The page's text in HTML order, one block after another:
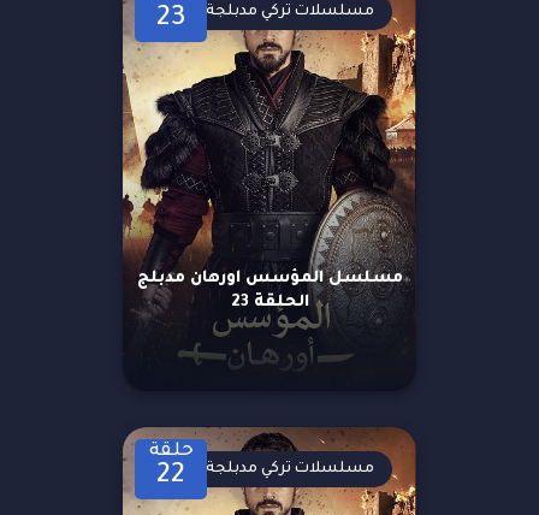
23
مسلسل المؤسس اورهان مدبلج
الحلقة 23
مسلسلات تركي مدبلجة
حلقة
22 مسلسلات تركي مدبلجة